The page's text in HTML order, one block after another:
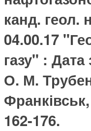
канд. геол.
04.00.17
газу" : Дата
О. М.
162-176.